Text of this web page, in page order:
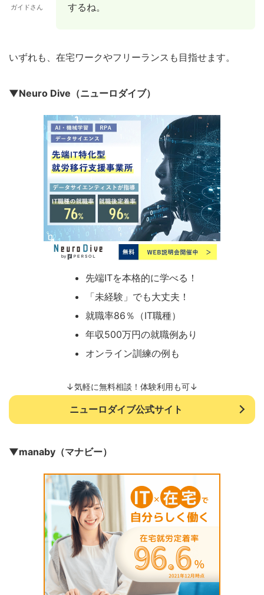
ガイドさん
するね。
いずれも、在宅ワークやフリーランスも目指せます。
▼Neuro Dive（ニューロダイブ）
先端ITを本格的に学べる！
「未経験」でも大丈夫！
就職率86％（IT職種）
年収500万円の就職例あり
オンライン訓練の例も
↓気軽に無料相談！体験利用も可↓
ニューロダイブ公式サイト
▼manaby（マナビー）